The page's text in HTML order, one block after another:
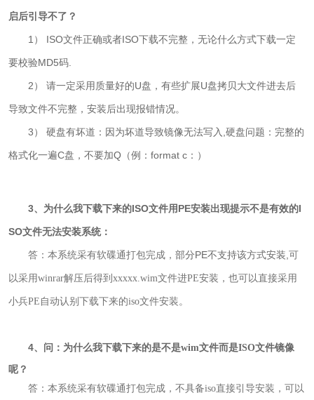
启后引导不了？
1） ISO文件正确或者ISO下载不完整，无论什么方式下载一定
要校验MD5码.
2） 请一定采用质量好的U盘，有些扩展U盘拷贝大文件进去后
导致文件不完整，安装后出现报错情况。
3） 硬盘有坏道：因为坏道导致镜像无法写入,硬盘问题：完整的
格式化一遍C盘，不要加Q（例：format c：）
3、为什么我下载下来的ISO文件用PE安装出现提示不是有效的I
SO文件无法安装系统：
答：本系统采有软碟通打包完成，部分PE不支持该方式安装,可
以采用winrar解压后得到xxxxx.wim文件进PE安装，也可以直接采用
小兵PE自动认别下载下来的iso文件安装。
4、问：为什么我下载下来的是不是wim文件而是ISO文件镜像
呢？
答：本系统采有软碟通打包完成，不具备iso直接引导安装，可以